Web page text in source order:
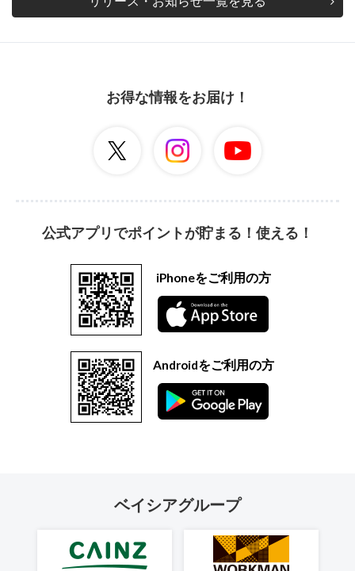
お得な情報をお届け！
公式アプリでポイントが貯まる！使える！
iPhoneをご利用の方
Androidをご利用の方
ベイシアグループ